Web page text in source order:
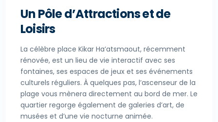
Un Pôle d’Attractions et de
Loisirs
La célèbre place Kikar Ha’atsmaout, récemment
rénovée, est un lieu de vie interactif avec ses
fontaines, ses espaces de jeux et ses événements
culturels réguliers. À quelques pas, l’ascenseur de la
plage vous mènera directement au bord de mer. Le
quartier regorge également de galeries d’art, de
musées et d’une vie nocturne animée.